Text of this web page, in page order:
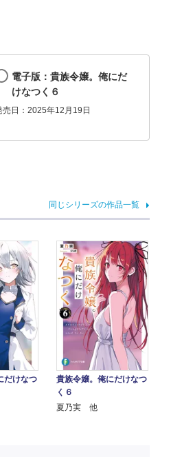
電子版：貴族令嬢。俺にだ
けなつく６
売日：2025年12月19日
同じシリーズの作品一覧
だけなつ
貴族令嬢。俺にだけなつ
く６
夏乃実 他